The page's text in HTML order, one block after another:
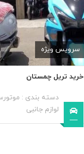
سرویس ویژه
خرید تریل چمستان
دسته بندی :
لوازم جانبی